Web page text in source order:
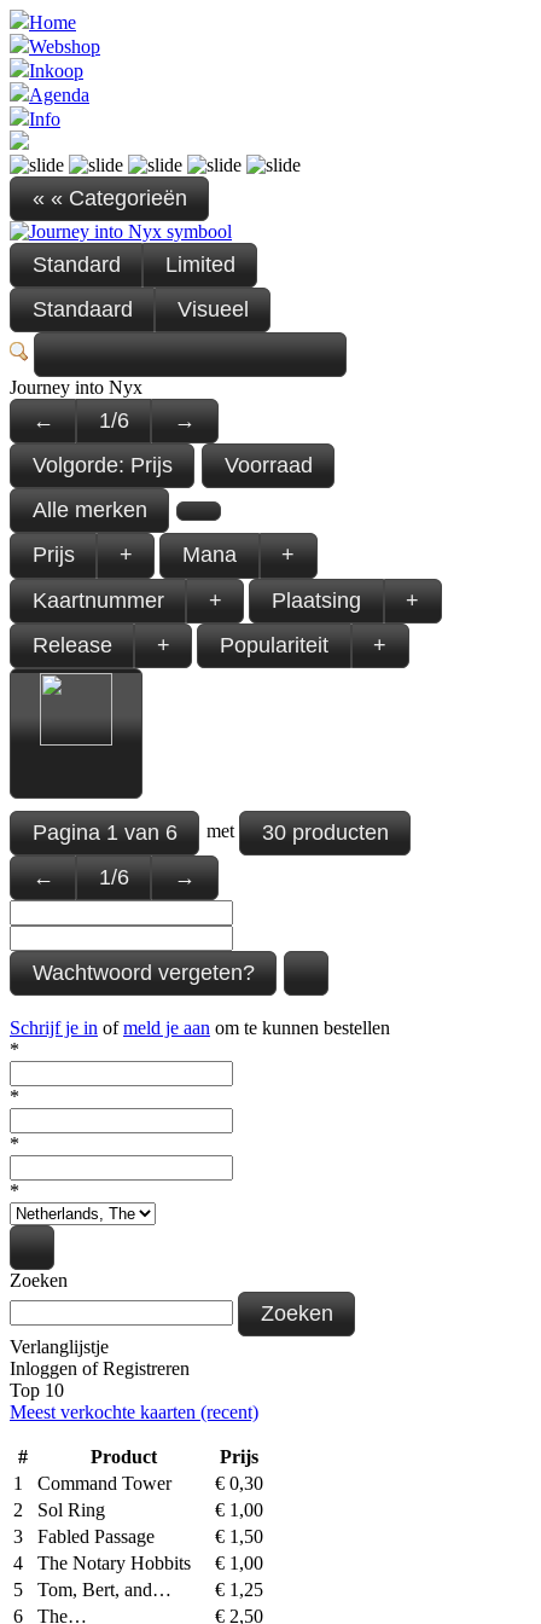
Home
Webshop
Inkoop
Agenda
Info
« « Categorieën
Standard
Limited
Standaard
Visueel
Journey into Nyx
← 1/6
→
Volgorde: Prijs
Voorraad
Alle merken
Prijs
+ Mana
+
Kaartnummer
+ Plaatsing
+
Release
+ Populariteit +
Pagina1van6 met
30 producten
←
1/6 →
Wachtwoord vergeten?
Schrijf je in ofmeld je aan om te kunnen bestellen
*
*
*
*
Zoeken
Zoeken
Verlanglijstje
Inloggen ofRegistreren
Top 10
Meest verkochte kaarten (recent)
# Product
Prijs
1
Command Tower € 0,30
2
Sol Ring € 1,00
3
Fabled Passage € 1,50
4
The Notary Hobbits € 1,00
5
Tom, Bert, and… € 1,25
6
The… € 2,50